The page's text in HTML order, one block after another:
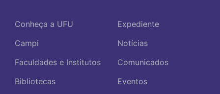
Conheça a UFU
Campi
Faculdades e Institutos
Bibliotecas
Expediente
Notícias
Comunicados
Eventos